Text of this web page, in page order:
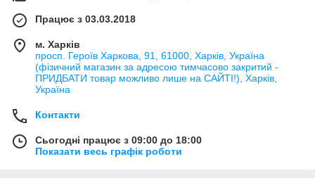
Працює з 03.03.2018
м. Харків
просп. Героїв Харкова, 91, 61000, Харків, Україна
(фізичний магазин за адресою тимчасово закритий -
ПРИДБАТИ товар можливо лише на САЙТІ!), Харків,
Україна
Контакти
Сьогодні працює з 09:00 до 18:00
Показати весь графік роботи